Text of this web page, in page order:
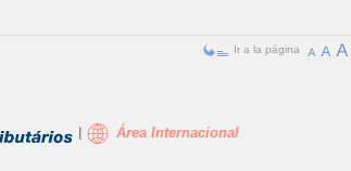
Ir a la página
Área Internacional